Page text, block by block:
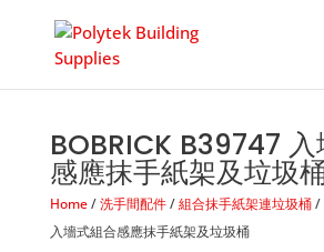
BOBRICK B39747
感應抹手紙架及垃圾
Home/洗手間配件/組合抹手紙架連垃圾桶/
入墻式組合感應抹手紙架及垃圾桶